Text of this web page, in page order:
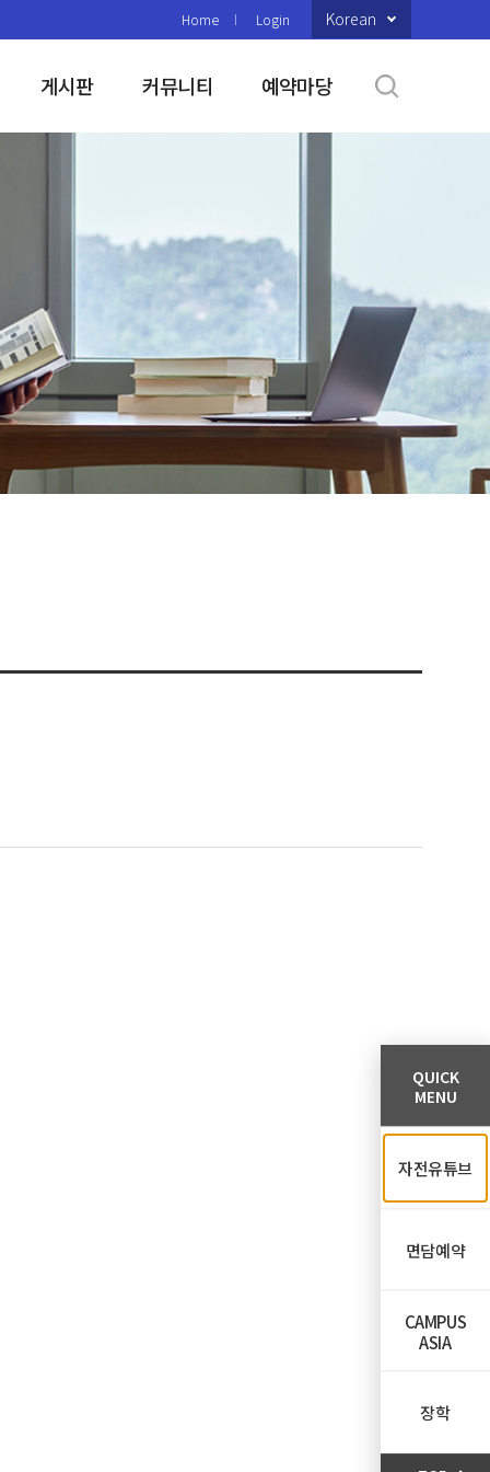
Home Login Korean
게시판 커뮤니티 예약마당
QUICK
MENU
자전유튜브
면담예약
CAMPUS
ASIA
장학